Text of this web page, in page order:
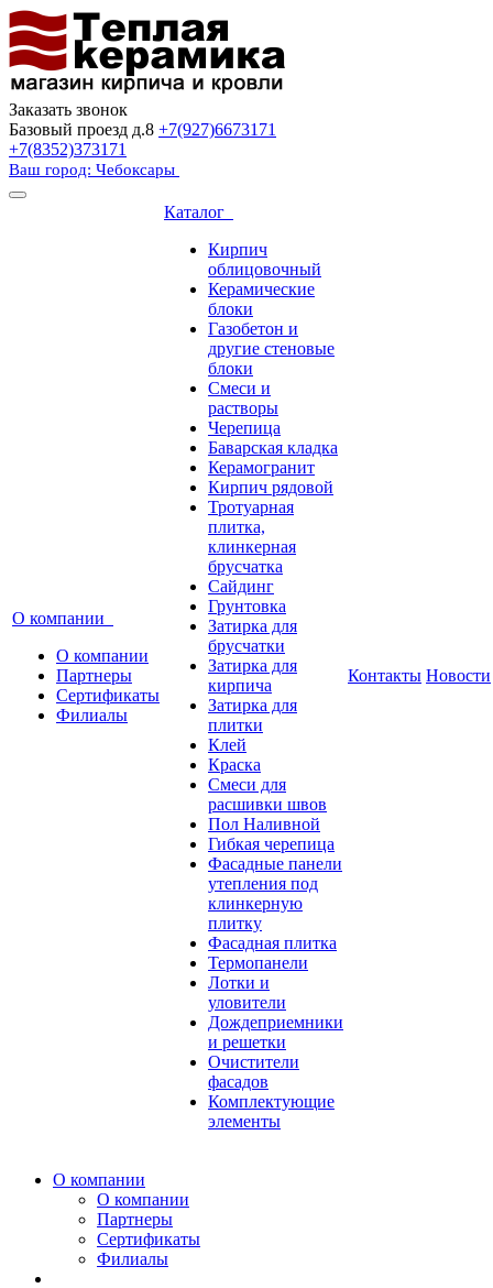
Заказать звонок
Базовый проезд д.8 +7(927)6673171
+7(8352)373171
Ваш город: Чебоксары
О компании
О компании
Партнеры
Сертификаты
Филиалы
Каталог
Кирпич
облицовочный
Керамические
блоки
Газобетон и
другие стеновые
блоки
Смеси и
растворы
Черепица
Баварская кладка
Керамогранит
Кирпич рядовой
Тротуарная
плитка,
клинкерная
брусчатка
Сайдинг
Грунтовка
Затирка для
брусчатки
Затирка для
кирпича
Затирка для
плитки
Клей
Краска
Смеси для
расшивки швов
Пол Наливной
Гибкая черепица
Фасадные панели
утепления под
клинкерную
плитку
Фасадная плитка
Термопанели
Лотки и
уловители
Дождеприемники
и решетки
Очистители
фасадов
Комплектующие
элементы
Контакты Новости
О компании
О компании
Партнеры
Сертификаты
Филиалы